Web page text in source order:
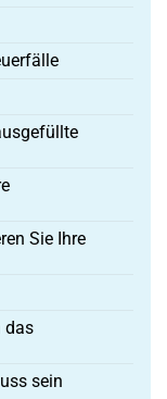
Sie Ihre
das
sein